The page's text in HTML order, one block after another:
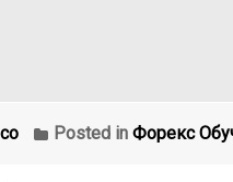
Posted in Форекс